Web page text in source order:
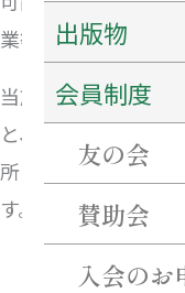
出版物
会員制度
友の会
賛助会
入会のお
業等を実施済です。
当施設では今後も
と、お客さまとス
所と連携し、感染症
す。
び
対
応
に